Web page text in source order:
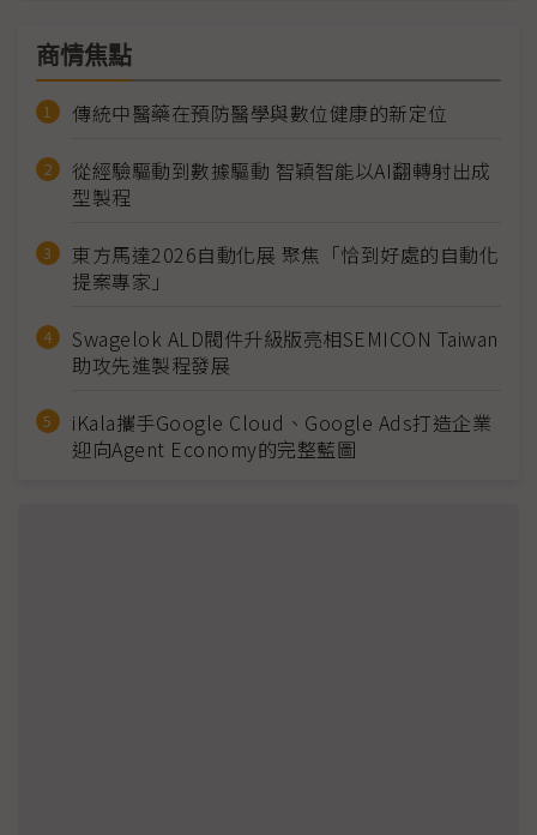
商情焦點
傳統中醫藥在預防醫學與數位健康的新定位
從經驗驅動到數據驅動 智穎智能以AI翻轉射出成
型製程
東方馬達2026自動化展 聚焦「恰到好處的自動化
提案專家」
Swagelok ALD閥件升級版亮相SEMICON Taiwan
助攻先進製程發展
iKala攜手Google Cloud、Google Ads打造企業
迎向Agent Economy的完整藍圖